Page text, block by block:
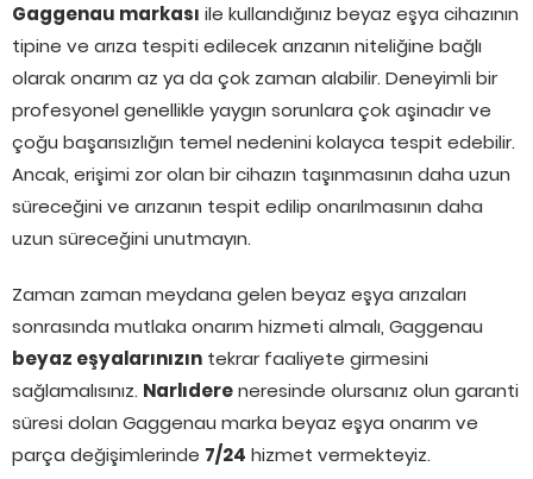
Gaggenau markası ile kullandığınız beyaz eşya cihazının
tipine ve arıza tespiti edilecek arızanın niteliğine bağlı
olarak onarım az ya da çok zaman alabilir. Deneyimli bir
profesyonel genellikle yaygın sorunlara çok aşinadır ve
çoğu başarısızlığın temel nedenini kolayca tespit edebilir.
Ancak, erişimi zor olan bir cihazın taşınmasının daha uzun
süreceğini ve arızanın tespit edilip onarılmasının daha
uzun süreceğini unutmayın.
Zaman zaman meydana gelen beyaz eşya arızaları
sonrasında mutlaka onarım hizmeti almalı, Gaggenau
beyaz eşyalarınızın tekrar faaliyete girmesini
sağlamalısınız. Narlıdereneresinde olursanız olun garanti
süresi dolan Gaggenau marka beyaz eşya onarım ve
parça değişimlerinde 7/24 hizmet vermekteyiz.